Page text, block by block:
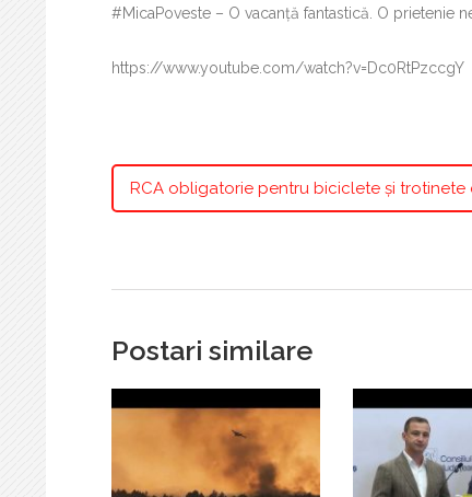
#MicaPoveste – O vacanță fantastică. O prietenie
https://www.youtube.com/watch?v=Dc0RtPzccgY
RCA obligatorie pentru biciclete și trotinete
Postari similare